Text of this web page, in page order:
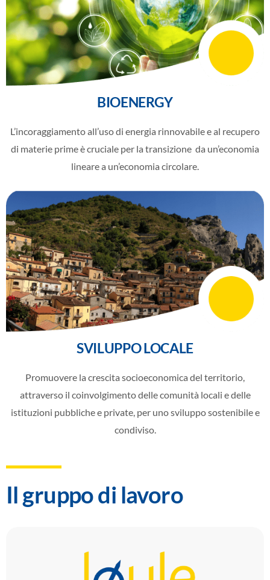
BIOENERGY
L’incoraggiamento all’uso di energia rinnovabile e al recupero
di materie prime è cruciale per la transizione da un’economia
lineare a un’economia circolare.
SVILUPPO LOCALE
Promuovere la crescita socioeconomica del territorio,
attraverso il coinvolgimento delle comunità locali e delle
istituzioni pubbliche e private, per uno sviluppo sostenibile e
condiviso.
Il gruppo di lavoro